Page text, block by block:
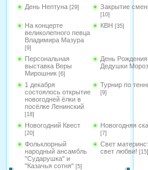
День Нептуна [29] Закрытие
[10]
На концерте
великолепного певца
Владимира Мазура
[9]
КВН [35]
Персональная
выставка Веры
Мирошник [6]
День Рождения
Дедушки
1 декабря
состоялось открытие
новогодней ёлки в
посёлке Ленинский
[18]
Турнир по
[9]
Новогодний Квест
[20]
Новогодняя
[7]
Фольклорный
народный ансамбль
"Сударушка" и
"Казачья сотня" [5]
Свет
свет любви! [15]